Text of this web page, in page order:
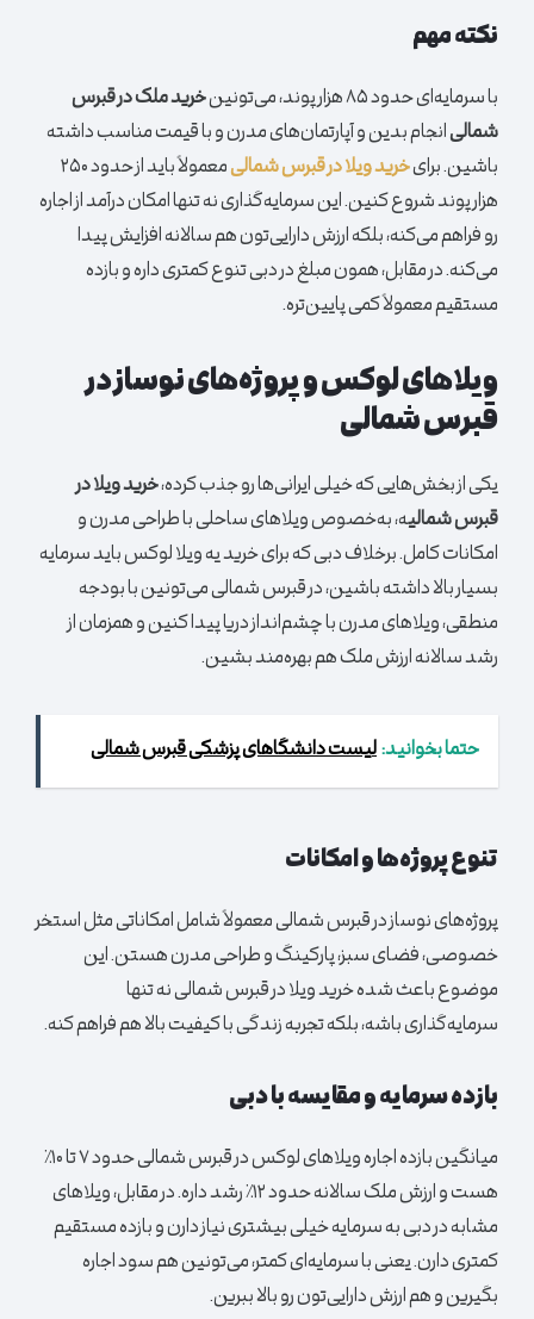
نکته مهم
با سرمایه‌ای حدود ۸۵ هزار پوند، می‌تونین
خرید ملک در قبرس
شمالیانجام بدین و آپارتمان‌های مدرن و با قیمت مناسب داشته
باشین. برایخرید ویلا در قبرس شمالی
معمولاً باید از حدود ۲۵۰
هزار پوند شروع کنین. این سرمایه‌گذاری نه تنها امکان درآمد از اجاره
رو فراهم می‌کنه، بلکه ارزش دارایی‌تون هم سالانه افزایش پیدا
می‌کنه. در مقابل، همون مبلغ در دبی تنوع کمتری داره و بازده
مستقیم معمولاً کمی پایین‌تره.
ویلاهای لوکس و پروژه‌های نوساز در
قبرس شمالی
یکی از بخش‌هایی که خیلی ایرانی‌ها رو جذب کرده،خرید ویلا در
قبرس شمالیه، به‌خصوص ویلاهای ساحلی با طراحی مدرن و
امکانات کامل. برخلاف دبی که برای خرید یه ویلا لوکس باید سرمایه
بسیار بالا داشته باشین، در قبرس شمالی می‌تونین با بودجه
منطقی، ویلاهای مدرن با چشم‌انداز دریا پیدا کنین و همزمان از
رشد سالانه ارزش ملک هم بهره‌مند بشین.
حتما بخوانید:لیست دانشگاهای پزشکی قبرس شمالی
تنوع پروژه‌ها و امکانات
پروژه‌های نوساز در قبرس شمالی معمولاً شامل امکاناتی مثل استخر
خصوصی، فضای سبز، پارکینگ و طراحی مدرن هستن. این
موضوع باعث شده خرید ویلا در قبرس شمالی نه تنها
سرمایه‌گذاری باشه، بلکه تجربه زندگی با کیفیت بالا هم فراهم کنه.
بازده سرمایه و مقایسه با دبی
میانگین بازده اجاره ویلاهای لوکس در قبرس شمالی حدود ۷ تا ۱۰٪
هست و ارزش ملک سالانه حدود ۱۲٪ رشد داره. در مقابل، ویلاهای
مشابه در دبی به سرمایه خیلی بیشتری نیاز دارن و بازده مستقیم
کمتری دارن. یعنی با سرمایه‌ای کمتر، می‌تونین هم سود اجاره
بگیرین و هم ارزش دارایی‌تون رو بالا ببرین.